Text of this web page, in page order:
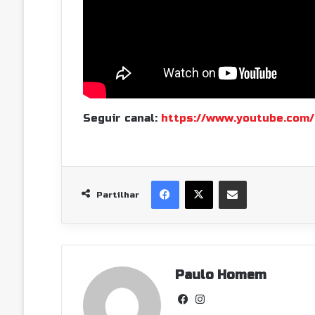
Seguir canal: https://www.youtube.com/
Partilhar
Facebook
X Partilhar Via Email
Paulo Homem
Facebook